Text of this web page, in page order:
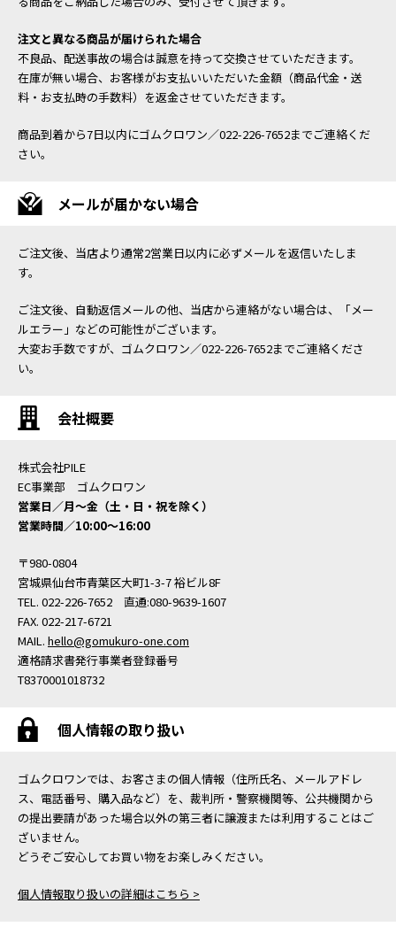
注文と異なる商品が届けられた場合
不良品、配送事故の場合は誠意を持って交換させていただきます。
在庫が無い場合、お客様がお支払いいただいた金額（商品代金・送
料・お支払時の手数料）を返金させていただきます。
商品到着から7日以内にゴムクロワン／022-226-7652までご連絡くだ
さい。
メールが届かない場合
ご注文後、当店より通常2営業日以内に必ずメールを返信いたしま
す。
ご注文後、自動返信メールの他、当店から連絡がない場合は、「メー
ルエラー」などの可能性がございます。
大変お手数ですが、ゴムクロワン／022-226-7652までご連絡くださ
い。
会社概要
株式会社PILE
EC事業部 ゴムクロワン
営業日／月〜金（土・日・祝を除く）
営業時間／10:00〜16:00
〒980-0804
宮城県仙台市青葉区大町1-3-7 裕ビル8F
TEL. 022-226-7652 直通:080-9639-1607
FAX. 022-217-6721
MAIL. hello@gomukuro-one.com
適格請求書発行事業者登録番号
T8370001018732
個人情報の取り扱い
ゴムクロワンでは、お客さまの個人情報（住所氏名、メールアドレ
ス、電話番号、購入品など）を、裁判所・警察機関等、公共機関から
の提出要請があった場合以外の第三者に譲渡または利用することはご
ざいません。
どうぞご安心してお買い物をお楽しみください。
個人情報取り扱いの詳細はこちら >